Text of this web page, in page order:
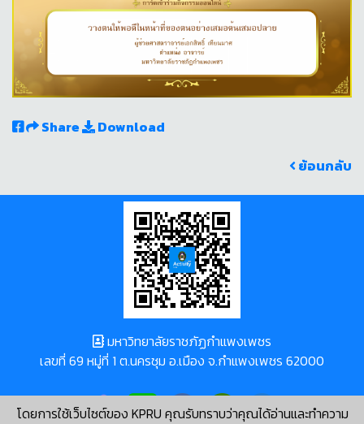
Share
Download
ย้อนกลับ
โดยการใช้เว็บไซต์ของ KPRU คุณรับทราบว่าคุณได้อ่านและทำความ
มหาวิทยาลัยราชภัฏกำแพงเพชร
เลขที่ 69 หมู่ที่ 1 ต.นครชุม อ.เมือง จ.กำแพงเพชร 62000